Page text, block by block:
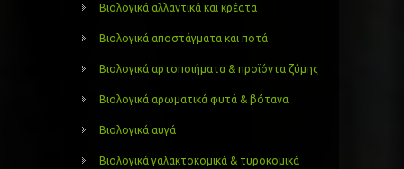
Βιολογικά αλλαντικά και κρέατα
Βιολογικά αποστάγματα και ποτά
Βιολογικά αρτοποιήματα & προϊόντα ζύμης
Βιολογικά αρωματικά φυτά & βότανα
Βιολογικά αυγά
Βιολογικά γαλακτοκομικά & τυροκομικά